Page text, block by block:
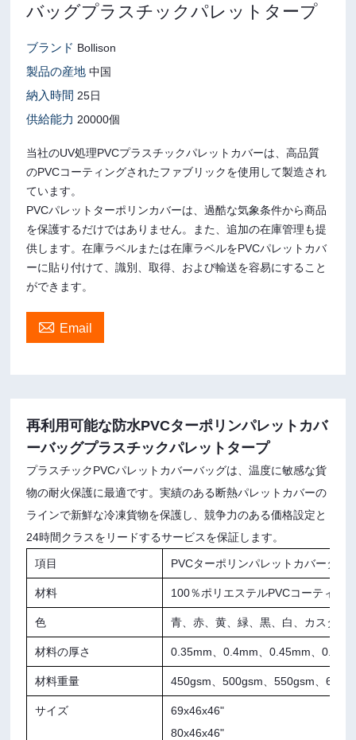
バッグプラスチックパレットタープ
ブランド Bollison
製品の産地中国
納入時間 25日
供給能力 20000個
当社のUV処理PVCプラスチックパレットカバーは、高品質
のPVCコーティングされたファブリックを使用して製造され
ています。
PVCパレットターポリンカバーは、過酷な気象条件から商品
を保護するだけではありません。また、追加の在庫管理も提
供します。在庫ラベルまたは在庫ラベルをPVCパレットカバ
ーに貼り付けて、識別、取得、および輸送を容易にすること
ができます。
 Email
再利用可能な防水PVCターポリンパレットカバ
ーバッグプラスチックパレットタープ
プラスチックPVCパレットカバーバッグは、温度に敏感な貨
物の耐火保護に最適です。実績のある断熱パレットカバーの
ラインで新鮮な冷凍貨物を保護し、競争力のある価格設定と
24時間クラスをリードするサービスを保証します。
項目 PVCターポリンパレットカバーター
材料 100％ポリエステルPVCコーティン
色 青、赤、黄、緑、黒、白、カスタム
材料の厚さ 0.35mm、0.4mm、0.45mm、
材料重量 450gsm、500gsm、550gsm、
サイズ
69x46x46"
80x46x46"